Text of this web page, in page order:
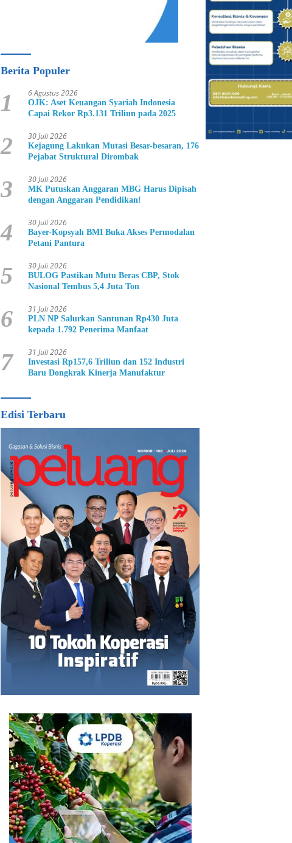
Berita Populer
1 6 Agustus 2026
OJK: Aset Keuangan Syariah Indonesia
Capai Rekor Rp3.131 Triliun pada 2025
2 30 Juli 2026
Kejagung Lakukan Mutasi Besar-besaran, 176
Pejabat Struktural Dirombak
3 30 Juli 2026
MK Putuskan Anggaran MBG Harus Dipisah
dengan Anggaran Pendidikan!
4 30 Juli 2026
Bayer-Kopsyah BMI Buka Akses Permodalan
Petani Pantura
5 30 Juli 2026
BULOG Pastikan Mutu Beras CBP, Stok
Nasional Tembus 5,4 Juta Ton
6 31 Juli 2026
PLN NP Salurkan Santunan Rp430 Juta
kepada 1.792 Penerima Manfaat
7 31 Juli 2026
Investasi Rp157,6 Triliun dan 152 Industri
Baru Dongkrak Kinerja Manufaktur
Edisi Terbaru